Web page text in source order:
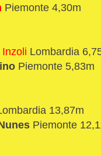
Piemonte 4,30m
Lombardia
Piemonte 5,83m
13,87m
Piemonte